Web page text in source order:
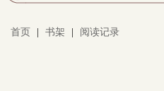
首页 书架 阅读记录